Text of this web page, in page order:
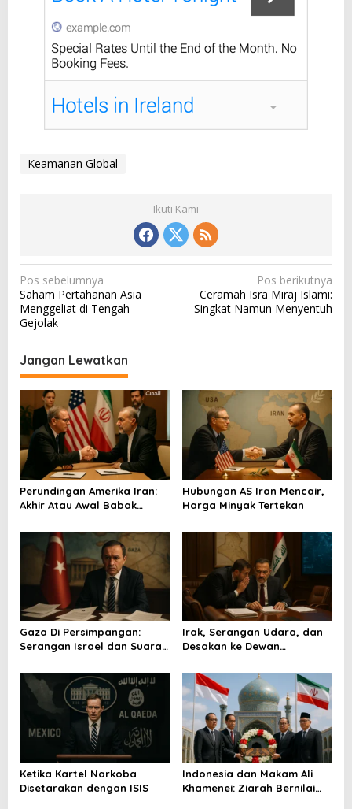
Keamanan Global
Ikuti Kami
N
a
v
g
a
s
i
p
o
s
Pos sebelumnya
Saham Pertahanan Asia
Menggeliat di Tengah
Gejolak
Pos berikutnya
Ceramah Isra Miraj Islami:
Singkat Namun Menyentuh
Jangan Lewatkan
Perundingan Amerika Iran:
Akhir Atau Awal Babak
Hubungan AS Iran Mencair,
Harga Minyak Tertekan
Gaza Di Persimpangan:
Serangan Israel dan Suara
Irak, Serangan Udara, dan
Desakan ke Dewan
Ketika Kartel Narkoba
Disetarakan dengan ISIS
Indonesia dan Makam Ali
Khamenei: Ziarah Bernilai